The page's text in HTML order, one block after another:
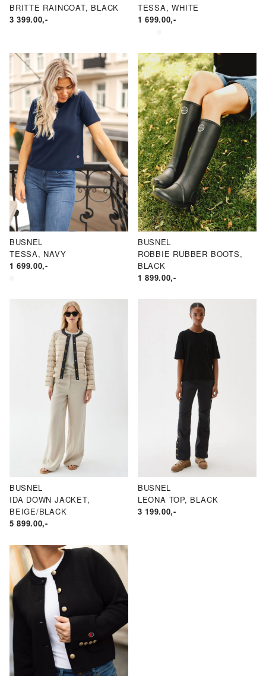
BRITTE RAINCOAT, BLACK
3 399.00,-
TESSA, WHITE
1 699.00,-
BUSNEL
TESSA, NAVY
1 699.00,-
BUSNEL
ROBBIE RUBBER BOOTS,
BLACK
1 899.00,-
BUSNEL
IDA DOWN JACKET,
BEIGE/BLACK
5 899.00,-
BUSNEL
LEONA TOP, BLACK
3 199.00,-